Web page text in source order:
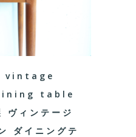
vintage
table
ヴィンテージ
ダイニングテ